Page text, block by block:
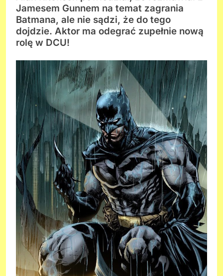
Jamesem Gunnem na temat zagrania
Batmana, ale nie sądzi, że do tego
dojdzie. Aktor ma odegrać zupełnie nową
rolę w DCU!